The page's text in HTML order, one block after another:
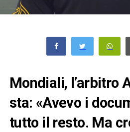
Mondiali, l’arbitro
sta: «Avevo i
tutto il resto. Ma